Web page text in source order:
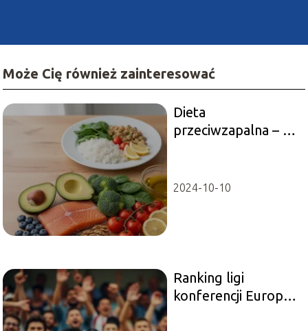
Może Cię również zainteresować
Dieta
przeciwzapalna – co
samopoczucie?
2024-10-10
Ranking ligi
konferencji Europy: